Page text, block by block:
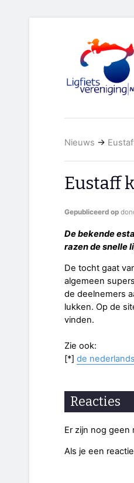
Nieuws →
Eustaff
Gepubliceerd op
De bekende
razen de snelle
De tocht gaat
algemeen
de deelnemers
lukken. Op de
vinden.
Zie ook:
[*] de
Reacties
Er zijn nog geen
Als je een